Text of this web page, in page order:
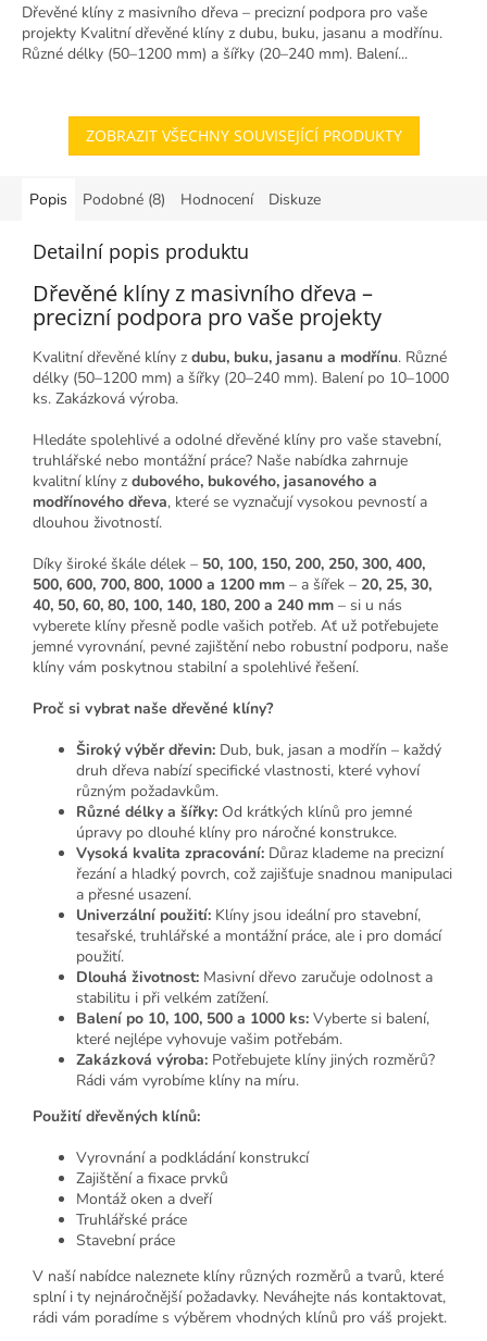
Dřevěné klíny z masivního dřeva – precizní podpora pro vaše
projekty Kvalitní dřevěné klíny z dubu, buku, jasanu a modřínu.
Různé délky (50–1200 mm) a šířky (20–240 mm). Balení...
ZOBRAZIT VŠECHNY SOUVISEJÍCÍ PRODUKTY
Popis Podobné (8) Hodnocení Diskuze
Detailní popis produktu
Dřevěné klíny z masivního dřeva –
precizní podpora pro vaše projekty
Kvalitní dřevěné klíny z dubu, buku, jasanu a modřínu. Různé
délky (50–1200 mm) a šířky (20–240 mm). Balení po 10–1000
ks. Zakázková výroba.
Hledáte spolehlivé a odolné dřevěné klíny pro vaše stavební,
truhlářské nebo montážní práce? Naše nabídka zahrnuje
kvalitní klíny z dubového, bukového, jasanového a
modřínového dřeva, které se vyznačují vysokou pevností a
dlouhou životností.
Díky široké škále délek – 50, 100, 150, 200, 250, 300, 400,
500, 600, 700, 800, 1000 a 1200 mm – a šířek – 20, 25, 30,
40, 50, 60, 80, 100, 140, 180, 200 a 240 mm – si u nás
vyberete klíny přesně podle vašich potřeb. Ať už potřebujete
jemné vyrovnání, pevné zajištění nebo robustní podporu, naše
klíny vám poskytnou stabilní a spolehlivé řešení.
Proč si vybrat naše dřevěné klíny?
Široký výběr dřevin: Dub, buk, jasan a modřín – každý
druh dřeva nabízí specifické vlastnosti, které vyhoví
různým požadavkům.
Různé délky a šířky: Od krátkých klínů pro jemné
úpravy po dlouhé klíny pro náročné konstrukce.
Vysoká kvalita zpracování: Důraz klademe na precizní
řezání a hladký povrch, což zajišťuje snadnou manipulaci
a přesné usazení.
Univerzální použití: Klíny jsou ideální pro stavební,
tesařské, truhlářské a montážní práce, ale i pro domácí
použití.
Dlouhá životnost: Masivní dřevo zaručuje odolnost a
stabilitu i při velkém zatížení.
Balení po 10, 100, 500 a 1000 ks: Vyberte si balení,
které nejlépe vyhovuje vašim potřebám.
Zakázková výroba: Potřebujete klíny jiných rozměrů?
Rádi vám vyrobíme klíny na míru.
Použití dřevěných klínů:
Vyrovnání a podkládání konstrukcí
Zajištění a fixace prvků
Montáž oken a dveří
Truhlářské práce
Stavební práce
V naší nabídce naleznete klíny různých rozměrů a tvarů, které
splní i ty nejnáročnější požadavky. Neváhejte nás kontaktovat,
rádi vám poradíme s výběrem vhodných klínů pro váš projekt.